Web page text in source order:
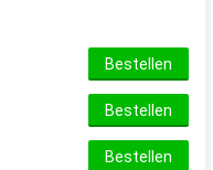
Bestellen
Bestellen
Bestellen